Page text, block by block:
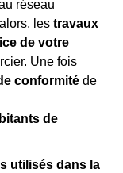
réseau
les travaux
de votre
Une fois
conformité de
de
utilisés dans la